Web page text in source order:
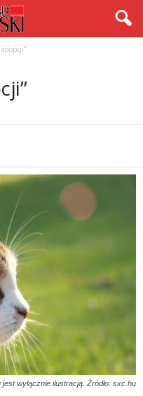
wyłącznie ilustracją. Źródło: sxc.hu